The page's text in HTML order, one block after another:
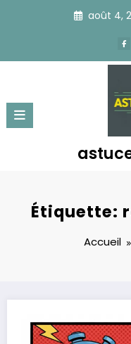
août 4,
Étiquette:
Accueil